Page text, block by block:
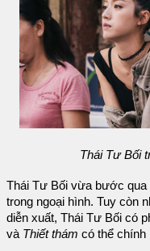
Thái Tư Bối
Thái Tư Bối vừa bước qua
trong ngoại hình. Tuy còn
diễn xuất, Thái Tư Bối có
và Thiết thám có thể chính